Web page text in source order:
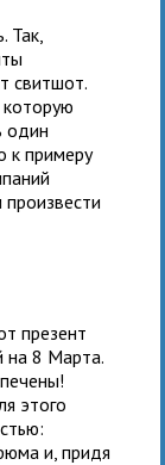
Так,
свитшот.
один
к примеру
произвести
презент
на 8 Марта.
этого
и, придя